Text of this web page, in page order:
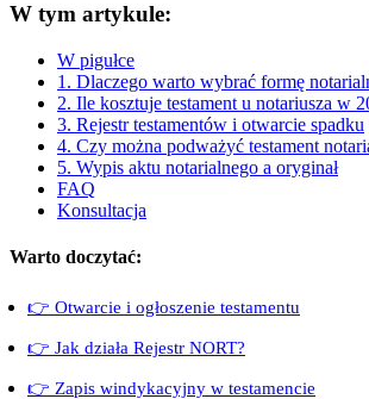
W tym artykule:
W pigułce
1. Dlaczego warto wybrać formę
2. Ile kosztuje testament u notariusza w
3. Rejestr testamentów i otwarcie spadku
4. Czy można podważyć testament
5. Wypis aktu notarialnego a oryginał
FAQ
Konsultacja
Warto doczytać:
👉 Otwarcie i ogłoszenie testamentu
👉 Jak działa Rejestr NORT?
👉 Zapis windykacyjny w testamencie